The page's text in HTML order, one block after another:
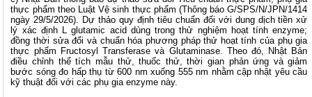
thực phẩm theo Luật Vệ sinh thực phẩm (Thông báo G/SPS/N/JPN/1414
ngày 29/5/2026). Dự thảo quy định tiêu chuẩn đối với dung dịch tiền xử
lý xác định L glutamic acid dùng trong thử nghiệm hoạt tính enzyme;
đồng thời sửa đổi và chuẩn hóa phương pháp thử hoạt tính của phụ gia
thực phẩm Fructosyl Transferase và Glutaminase. Theo đó, Nhật Bản
điều chỉnh thể tích mẫu thử, thuốc thử, thời gian phản ứng và giảm
bước sóng đo hấp thụ từ 600 nm xuống 555 nm nhằm cập nhật yêu cầu
kỹ thuật đối với các phụ gia enzyme này.